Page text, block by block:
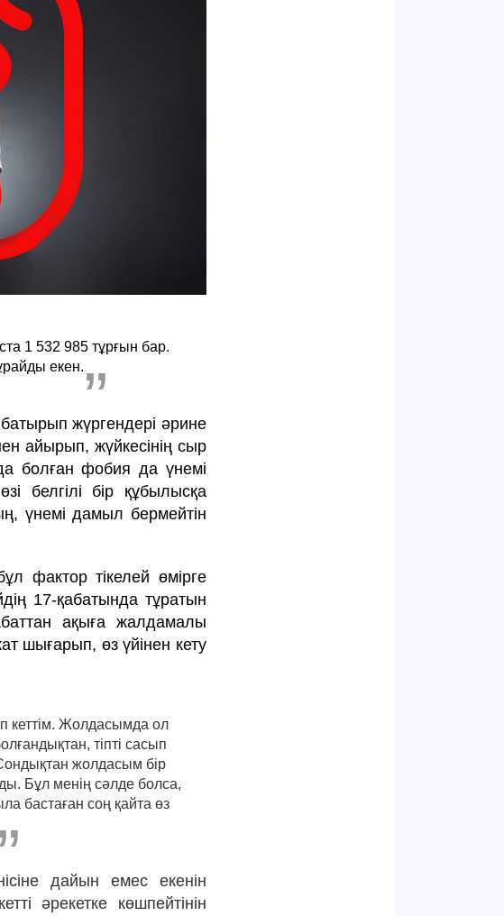
1 532 985 тұрғын бар.
екен.
жүргендері әрине
айырып, жүйкесінің сыр
болған фобия да үнемі
белгілі бір құбылысқа
үнемі дамыл бермейтін
фактор тікелей өмірге
17-қабатында тұратын
ақыға жалдамалы
шығарып, өз үйінен кету
кеттім. Жолдасымда ол
тіпті сасып
жолдасым бір
Бұл менің сәлде болса,
бастаған соң қайта өз
дайын емес екенін
әрекетке көшпейтінін